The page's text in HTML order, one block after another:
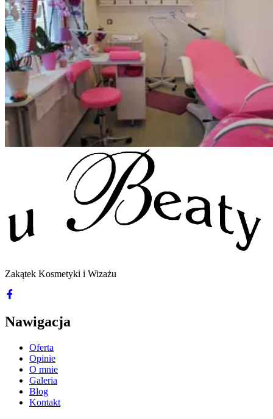
Zakątek Kosmetyki i Wizażu
Nawigacja
Oferta
Opinie
O mnie
Galeria
Blog
Kontakt